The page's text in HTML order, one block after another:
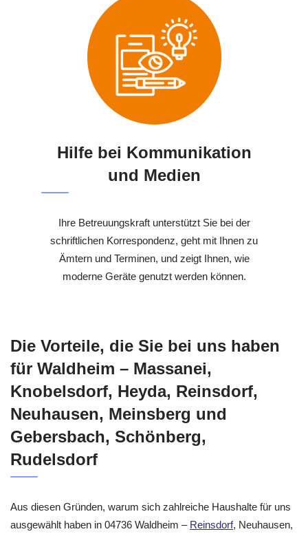
Hilfe bei Kommunikation
und Medien
Ihre Betreuungskraft unterstützt Sie bei der
schriftlichen Korrespondenz, geht mit Ihnen zu
Ämtern und Terminen, und zeigt Ihnen, wie
moderne Geräte genutzt werden können.
Die Vorteile, die Sie bei uns haben
für Waldheim – Massanei,
Knobelsdorf, Heyda, Reinsdorf,
Neuhausen, Meinsberg und
Gebersbach, Schönberg,
Rudelsdorf
Aus diesen Gründen, warum sich zahlreiche Haushalte für uns
ausgewählt haben in 04736 Waldheim – Reinsdorf, Neuhausen,